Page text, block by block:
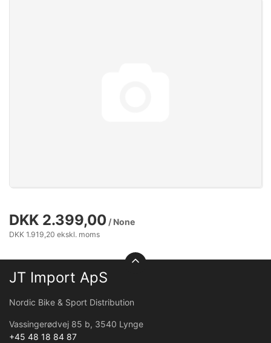
DKK 2.399,00 / None
DKK 1.919,20 ekskl. moms
JT Import ApS
Nordic Bike & Sport Distribution
Vassingerødvej 85 b, 3540 Lynge
+45 48 18 84 87